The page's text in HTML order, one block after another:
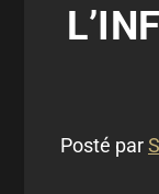
Posté par